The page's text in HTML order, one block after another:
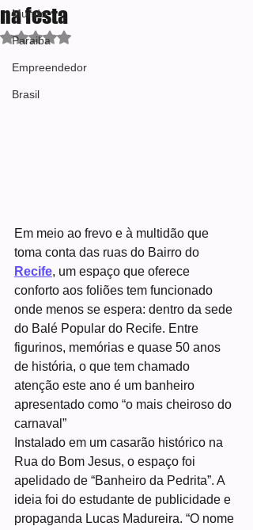
Mundo
Paraiba
Empreendedor
Brasil
na festa
Avaliado com NaN de 5 estrelas.
Em meio ao frevo e à multidão que
toma conta das ruas do Bairro do
Recife, um espaço que oferece
conforto aos foliões tem funcionado
onde menos se espera: dentro da sede
do Balé Popular do Recife. Entre
figurinos, memórias e quase 50 anos
de história, o que tem chamado
atenção este ano é um banheiro
apresentado como “o mais cheiroso do
carnaval”
Instalado em um casarão histórico na
Rua do Bom Jesus, o espaço foi
apelidado de “Banheiro da Pedrita”. A
ideia foi do estudante de publicidade e
propaganda Lucas Madureira. “O nome